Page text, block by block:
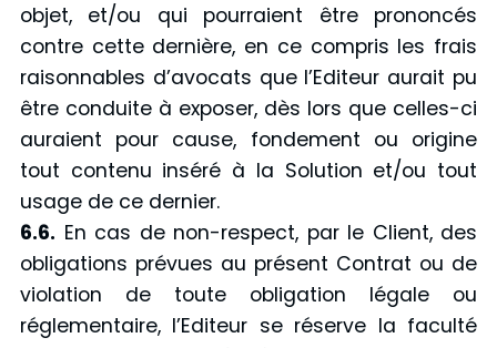
objet, et/ou qui pourraient être prononcés
contre cette dernière, en ce compris les frais
raisonnables d’avocats que l’Editeur aurait pu
être conduite à exposer, dès lors que celles-ci
auraient pour cause, fondement ou origine
tout contenu inséré à la Solution et/ou tout
usage de ce dernier.
6.6. En cas de non-respect, par le Client, des
obligations prévues au présent Contrat ou de
violation de toute obligation légale ou
réglementaire, l’Editeur se réserve la faculté